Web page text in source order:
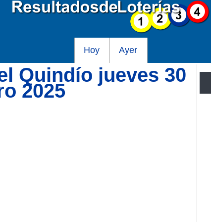
Hoy Ayer
Quindío jueves 30
2025